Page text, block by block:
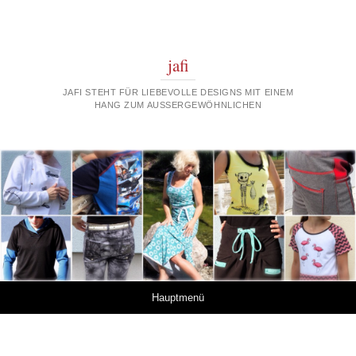
jafi
JAFI STEHT FÜR LIEBEVOLLE DESIGNS MIT EINEM
HANG ZUM AUSSERGEWÖHNLICHEN
Hauptmenü